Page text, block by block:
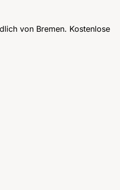
von Bremen. Kostenlose